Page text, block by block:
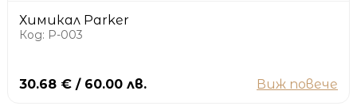
Химикал Parker
Код: P-003
30.68 € / 60.00 лв. Виж повече